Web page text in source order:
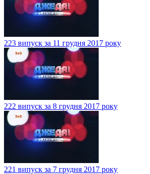
223 випуск за 11 грудня 2017 року
222 випуск за 8 грудня 2017 року
221 випуск за 7 грудня 2017 року